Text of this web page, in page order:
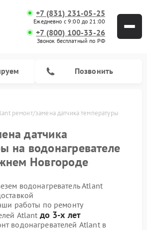
+7 (831) 231-05-25
Ежедневно с 9:00 до 21:00
+7 (800) 100-33-26
Звонок бесплатный по РФ
Позвонить
ремонт/замена датчика температуры
датчика
на водонагревателе
Новгороде
водонагреватель Atlant
работы по ремонту
Atlant до 3-х лет
водонагревателей Atlant в